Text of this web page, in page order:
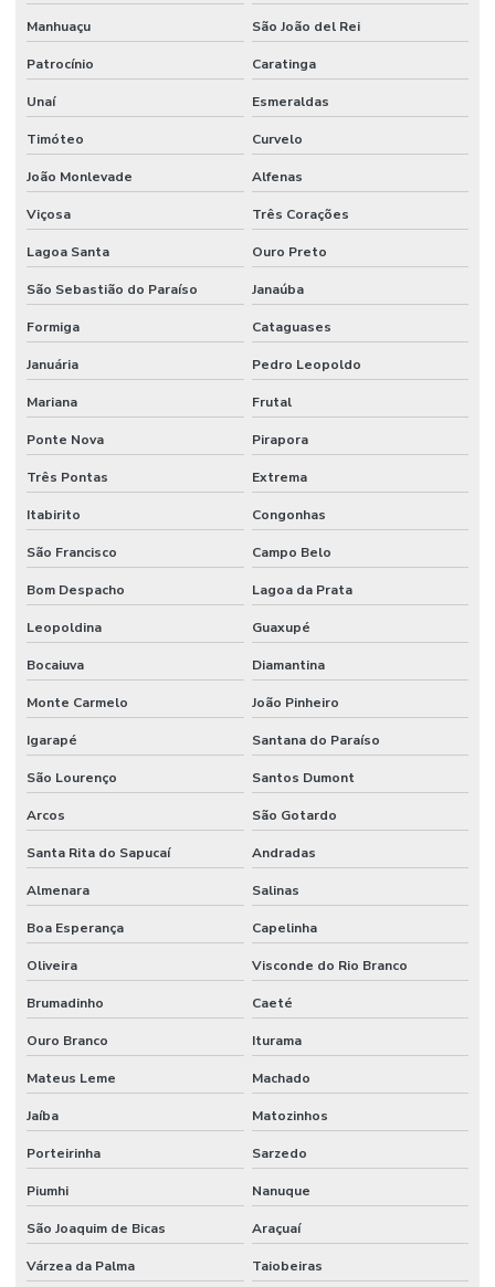
Manhuaçu São João del Rei
Patrocínio Caratinga
Unaí Esmeraldas
Timóteo Curvelo
João Monlevade Alfenas
Viçosa Três Corações
Lagoa Santa Ouro Preto
São Sebastião do Paraíso Janaúba
Formiga Cataguases
Januária Pedro Leopoldo
Mariana Frutal
Ponte Nova Pirapora
Três Pontas Extrema
Itabirito Congonhas
São Francisco Campo Belo
Bom Despacho Lagoa da Prata
Leopoldina Guaxupé
Bocaiuva Diamantina
Monte Carmelo João Pinheiro
Igarapé Santana do Paraíso
São Lourenço Santos Dumont
Arcos São Gotardo
Santa Rita do Sapucaí Andradas
Almenara Salinas
Boa Esperança Capelinha
Oliveira Visconde do Rio Branco
Brumadinho Caeté
Ouro Branco Iturama
Mateus Leme Machado
Jaíba Matozinhos
Porteirinha Sarzedo
Piumhi Nanuque
São Joaquim de Bicas Araçuaí
Várzea da Palma Taiobeiras